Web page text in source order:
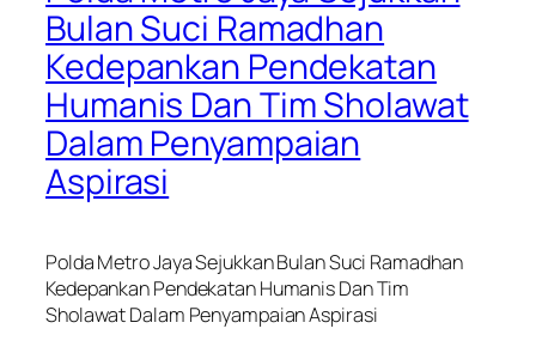
Bulan Suci Ramadhan
Kedepankan Pendekatan
Humanis Dan Tim Sholawat
Dalam Penyampaian
Aspirasi
Polda Metro Jaya Sejukkan Bulan Suci Ramadhan
Kedepankan Pendekatan Humanis Dan Tim
Sholawat Dalam Penyampaian Aspirasi